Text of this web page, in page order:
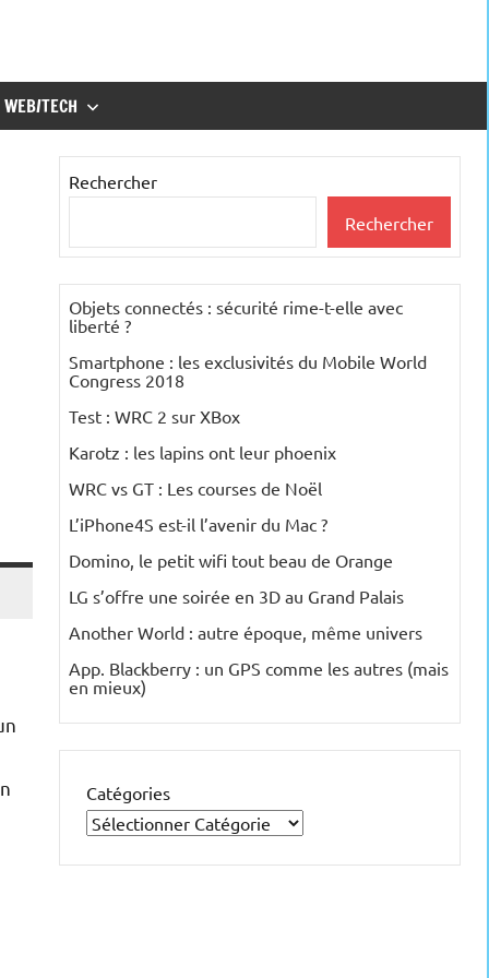
WEB/TECH
Rechercher
Rechercher
Objets connectés : sécurité rime-t-elle avec
liberté ?
Smartphone : les exclusivités du Mobile World
Congress 2018
Test : WRC 2 sur XBox
Karotz : les lapins ont leur phoenix
WRC vs GT : Les courses de Noël
L’iPhone4S est-il l’avenir du Mac ?
Domino, le petit wifi tout beau de Orange
LG s’offre une soirée en 3D au Grand Palais
Another World : autre époque, même univers
App. Blackberry : un GPS comme les autres (mais
en mieux)
Catégories